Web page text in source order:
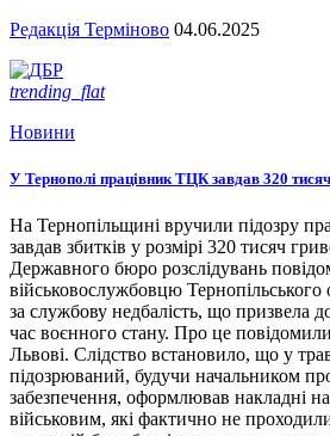
Редакція Терміново 04.06.2025
trending_flat
Новини
У Тернополі працівник ТЦК завдав 320 тисяч
На Тернопільщині вручили підозру
завдав збитків у розмірі 320 тисяч
Державного бюро розслідувань
військовослужбовцю
за службову недбалість, що призвела
час воєнного стану. Про це
Львові. Слідство встановило, що у
підозрюваний, будучи начальником
забезпечення, оформлював накладні
військовим, які фактично не